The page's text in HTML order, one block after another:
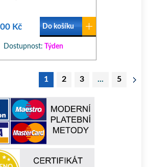
Kč Do košíku
Dostupnost: Týden
1 2 3 ... 5